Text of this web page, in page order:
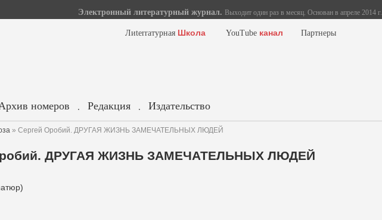
Электронный литературный журнал. Выходит один раз в месяц. Основан в апреле 2014 г.
Лиterraтурная Школа YouTube канал Партнеры
номеров . Редакция . Издательство
» Сергей Оробий. ДРУГАЯ ЖИЗНЬ ЗАМЕЧАТЕЛЬНЫХ ЛЮДЕЙ
ДРУГАЯ ЖИЗНЬ ЗАМЕЧАТЕЛЬНЫХ ЛЮДЕЙ